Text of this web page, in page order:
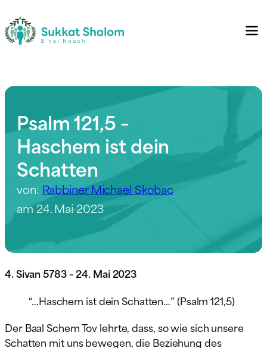
Psalm 121,5 –
Haschem ist dein
Schatten
von: Rabbiner Michael Skobac
am 24. Mai 2023
4. Sivan 5783 – 24. Mai 2023
“…Haschem ist dein Schatten…” (Psalm 121,5)
Der Baal Schem Tov lehrte, dass, so wie sich unsere
Schatten mit uns bewegen, die Beziehung des